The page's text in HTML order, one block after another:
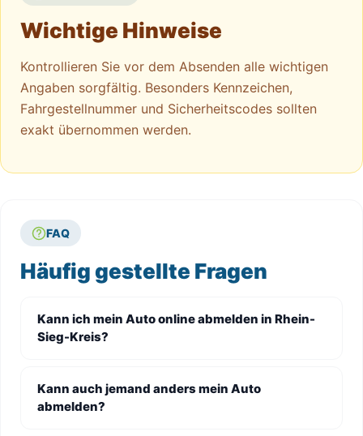
Wichtige Hinweise
Kontrollieren Sie vor dem Absenden alle wichtigen
Angaben sorgfältig. Besonders Kennzeichen,
Fahrgestellnummer und Sicherheitscodes sollten
exakt übernommen werden.
FAQ
Häufig gestellte Fragen
Kann ich mein Auto online abmelden in Rhein-
Sieg-Kreis?
Kann auch jemand anders mein Auto
abmelden?